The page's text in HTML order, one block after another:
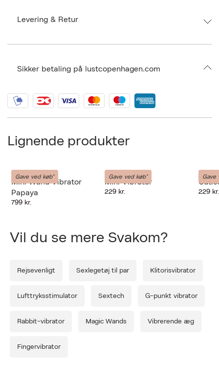
Size: ONE SIZE
Ax numbers: 07030867
ID: BPHK97-0008
Levering & Retur
Sikker betaling på lustcopenhagen.com
Forrige
Lignende produkter
Gave ved køb*
Dame Products
Mini Wand Vibrator
Papaya
799 kr.
Gave ved køb*
Cuties
Mini Vibrator
229 kr.
Gave
Cuties
229 kr.
Vil du se mere Svakom?
Rejsevenligt Sexlegetøj til par Klitorisvibrator
Lufttryksstimulator Sextech G-punkt vibrator
Rabbit-vibrator Magic Wands Vibrerende æg
Fingervibrator